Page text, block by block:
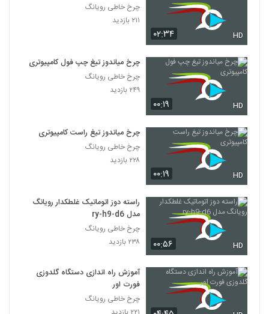
۰۲:۳۴ HD
چرخ خاطی رویانگ
۲۱۱ بازدید
۰۰:۱۹ HD
چرخ میاندوز تیغ چپ فول کامپیوتری
چرخ خاطی رویانگ
۲۴۹ بازدید
۰۰:۱۹ HD
چرخ میاندوز تیغ راست کامپیوتری
چرخ خاطی رویانگ
۲۲۸ بازدید
۰۰:۵۶ HD
راسته دوز اتوماتیک غلطکدار رویانگ
مدل ry-h9-d6
چرخ خاطی رویانگ
۲۳۸ بازدید
آموزش راه اندازی دستگاه گلدوزی
فورت اور
چرخ خاطی رویانگ